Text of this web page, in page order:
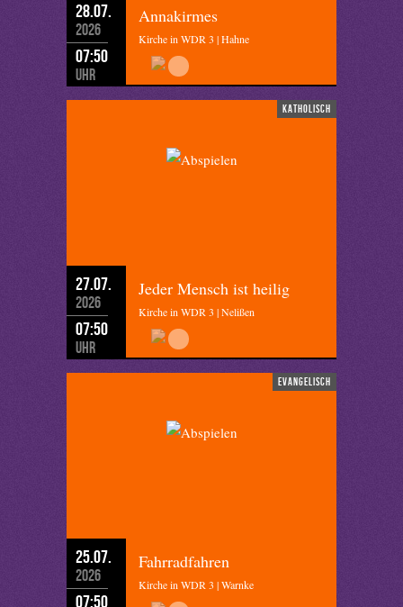
28.07.
2026
07:50
Uhr
Annakirmes
Kirche in WDR 3 | Hahne
katholisch
27.07.
2026
07:50
Uhr
Jeder Mensch ist heilig
Kirche in WDR 3 | Nelißen
evangelisch
25.07.
2026
07:50
Fahrradfahren
Kirche in WDR 3 | Warnke